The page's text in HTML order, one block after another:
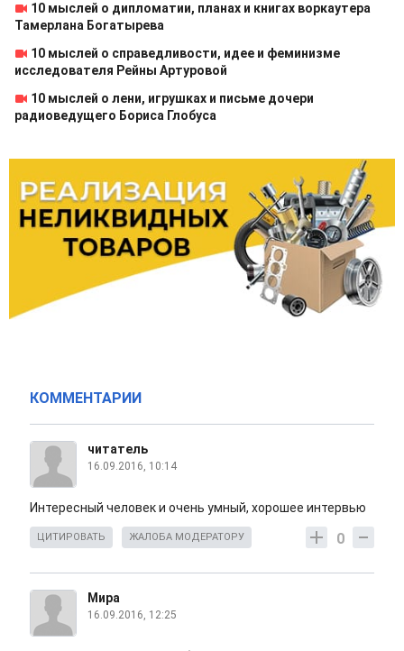
10 мыслей о дипломатии, планах и книгах воркаутера
Тамерлана Богатырева
10 мыслей о справедливости, идее и феминизме
исследователя Рейны Артуровой
10 мыслей о лени, игрушках и письме дочери
радиоведущего Бориса Глобуса
КОММЕНТАРИИ
читатель
16.09.2016, 10:14
Интересный человек и очень умный, хорошее интервью
0
ЦИТИРОВАТЬ ЖАЛОБА МОДЕРАТОРУ
Мира
16.09.2016, 12:25